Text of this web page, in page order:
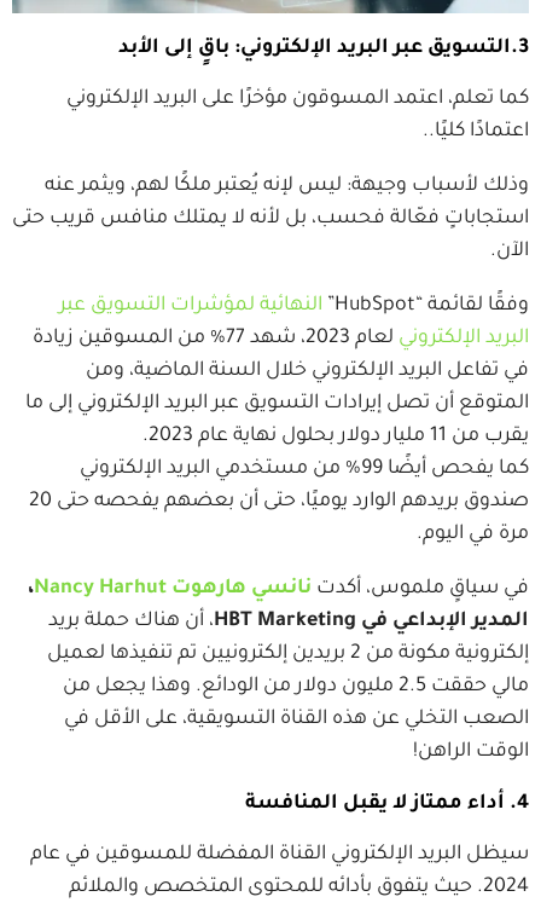
3.التسويق عبر البريد الإلكتروني: باقٍ إلى الأبد
كما تعلم، اعتمد المسوقون مؤخرًا على البريد الإلكتروني
اعتمادًا كليًا..
وذلك لأسباب وجيهة: ليس لإنه يُعتبر ملكًا لهم، ويثمر عنه
استجاباتٍ فعّالة فحسب، بل لأنه لا يمتلك منافس قريب حتى
الآن.
وفقًا لقائمة “HubSpot”
النهائية لمؤشرات التسويق عبر
البريد الإلكتروني
لعام 2023، شهد 77% من المسوقين زيادة
في تفاعل البريد الإلكتروني خلال السنة الماضية، ومن
المتوقع أن تصل إيرادات التسويق عبر البريد الإلكتروني إلى ما
يقرب من 11 مليار دولار بحلول نهاية عام 2023.
كما يفحص أيضًا 99% من مستخدمي البريد الإلكتروني
صندوق بريدهم الوارد يوميًا، حتى أن بعضهم يفحصه حتى 20
مرة في اليوم.
في سياقٍ ملموس، أكدت نانسي هارهوت Nancy Harhut
،
المدير الإبداعي في HBT Marketing
، أن هناك حملة بريد
إلكترونية مكونة من 2 بريدين إلكترونيين تم تنفيذها لعميل
مالي حققت 2.5 مليون دولار من الودائع. وهذا يجعل من
الصعب التخلي عن هذه القناة التسويقية، على الأقل في
الوقت الراهن!
4. أداء ممتاز لا يقبل المنافسة
سيظل البريد الإلكتروني القناة المفضلة للمسوقين في عام
2024. حيث يتفوق بأدائه للمحتوى المتخصص والملائم